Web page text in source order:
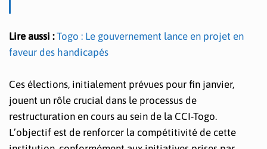
Lire aussi :Togo : Le gouvernement lance en projet en
faveur des handicapés
Ces élections, initialement prévues pour fin janvier,
jouent un rôle crucial dans le processus de
restructuration en cours au sein de la CCI-Togo.
L’objectif est de renforcer la compétitivité de cette